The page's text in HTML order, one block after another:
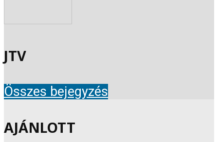
JTV
Összes bejegyzés
AJÁNLOTT